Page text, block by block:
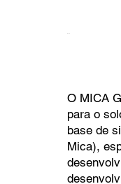
O MICA
para o
base de
Mica),